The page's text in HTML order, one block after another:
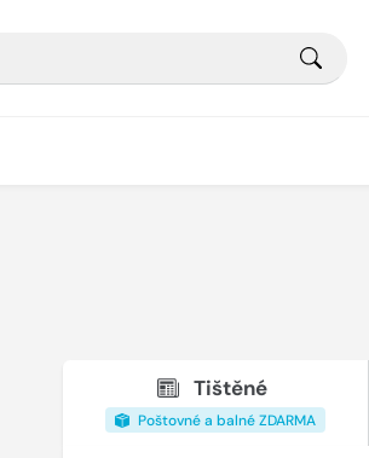
Tištěné
Poštovné a balné ZDARMA